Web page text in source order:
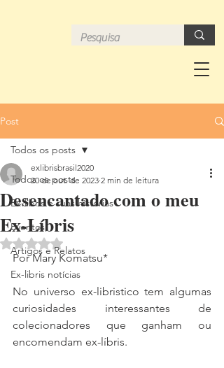
Post
Todos os posts
Ex-libris e suas histórias
Eventos
Artigos e Relatos
Ex-libris notícias
Todos os posts
Desencantado com o meu
Ex-Líbris
exlibrisbrasil2020
20 de out. de 2023 2 min de leitura
Avaliado com NaN de 5 estrelas.
Por Mary Komatsu*
No universo ex-libristico tem algumas
curiosidades interessantes de
colecionadores que ganham ou
encomendam ex-líbris.